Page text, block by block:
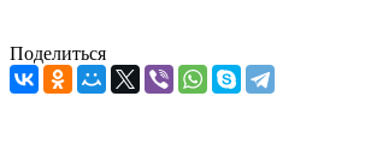
Поделиться